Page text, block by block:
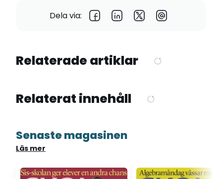
Dela via:
Relaterade artiklar
Relaterat innehåll
Senaste magasinen
Läs mer